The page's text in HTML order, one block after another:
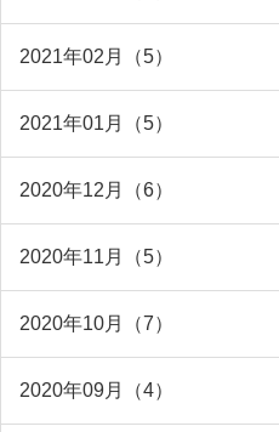
2021年02月（5）
2021年01月（5）
2020年12月（6）
2020年11月（5）
2020年10月（7）
2020年09月（4）